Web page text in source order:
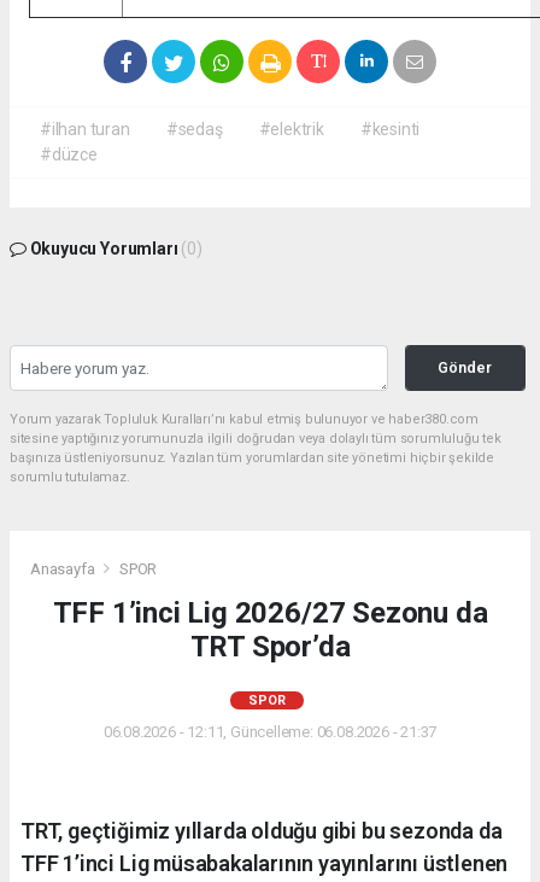
#ilhan turan #sedaş #elektrik
#kesinti
#düzce
Okuyucu Yorumları (0)
Gönder
Yorum yazarak Topluluk Kuralları’nı kabul etmiş bulunuyor ve haber380.com
sitesine yaptığınız yorumunuzla ilgili doğrudan veya dolaylı tüm sorumluluğu tek
başınıza üstleniyorsunuz. Yazılan tüm yorumlardan site yönetimi hiçbir şekilde
sorumlu tutulamaz.
Anasayfa SPOR
TFF 1’inci Lig 2026/27 Sezonu da
TRT Spor’da
SPOR
06.08.2026 - 12:11, Güncelleme: 06.08.2026 - 21:37
TRT, geçtiğimiz yıllarda olduğu gibi bu sezonda da
TFF 1’inci Lig müsabakalarının yayınlarını üstlenen